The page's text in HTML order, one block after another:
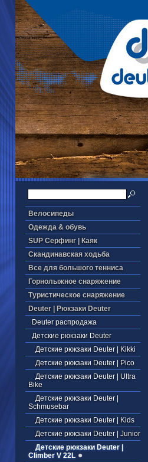
Велосипеды
Одежда & обувь
SUP Серфинг | Каяк
Скандинавская ходьба
Все для большого тенниса
Горнолыжное снаряжение
Туристическое снаряжение
Deuter | Рюкзаки Deuter
Deuter распродажа
Детские рюкзаки Deuter
Детские рюкзаки Deuter | Kikki
Детские рюкзаки Deuter | Pico
Детские рюкзаки Deuter | Ultra
Bike
Детские рюкзаки Deuter |
Schmusebar
Детские рюкзаки Deuter | Kids
Детские рюкзаки Deuter | Junior
Детские рюкзаки Deuter |
Climber V 22L